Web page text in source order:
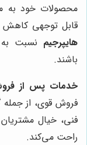
محصولات خود به
قابل توجهی کاهش
هایپرجیم نسبت به
باشند.
خدمات پس از
فروش قوی، از جمله
فنی، خیال
راحت می‌کند.